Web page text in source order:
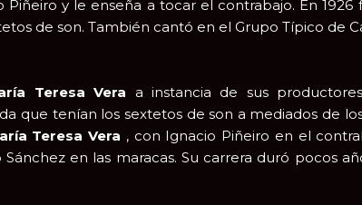
Piñeiro y le enseña a tocar el contrabajo. En
de son. También cantó en el Grupo Típico de
Teresa Vera a instancia de sus
que tenían los sextetos de son a mediados de
Teresa Vera , con Ignacio Piñeiro en el
en las maracas. Su carrera duró pocos